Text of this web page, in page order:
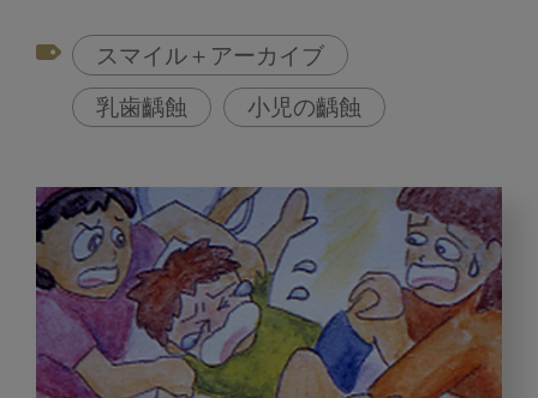
スマイル＋アーカイブ
乳歯齲蝕 小児の齲蝕